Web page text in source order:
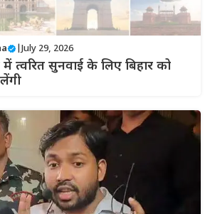
July 29, 2026
त्वरित सुनवाई के लिए बिहार को